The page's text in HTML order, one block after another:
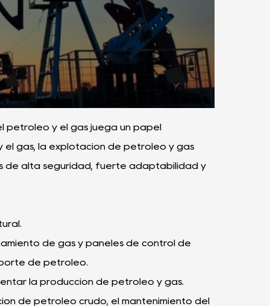
petróleo y el gas juega un papel
gas, la explotación de petróleo y gas
de alta seguridad, fuerte adaptabilidad y
de gas y paneles de control de
de petróleo.
la producción de petróleo y gas.
de petróleo crudo, el mantenimiento del